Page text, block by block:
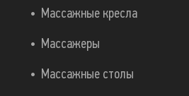
Массажные кресла
Массажеры
Массажные столы